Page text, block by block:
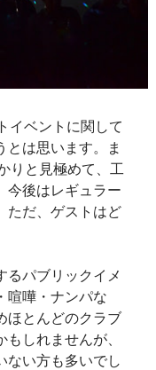
イベントに関して
とは思います。ま
りと見極めて、工
今後はレギュラー
ただ、ゲストはど
るパブリックイメ
喧嘩・ナンパな
ほとんどのクラブ
しれませんが、
ない方も多いでし